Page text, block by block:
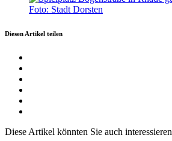
Foto: Stadt Dorsten
Diesen Artikel teilen
Diese Artikel könnten Sie auch interessieren